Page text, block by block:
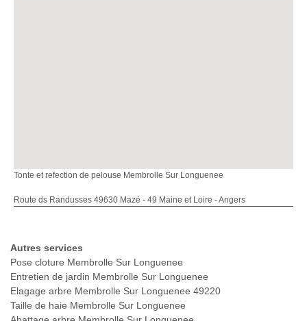
Tonte et refection de pelouse Membrolle Sur Longuenee
Route ds Randusses 49630 Mazé - 49 Maine et Loire - Angers
Autres services
Pose cloture Membrolle Sur Longuenee
Entretien de jardin Membrolle Sur Longuenee
Elagage arbre Membrolle Sur Longuenee 49220
Taille de haie Membrolle Sur Longuenee